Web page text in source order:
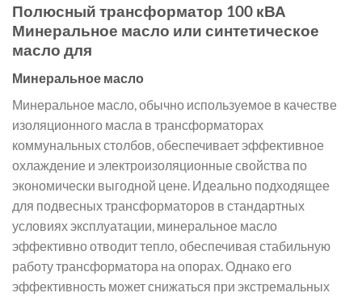
Полюсный трансформатор 100 кВА
Минеральное масло или синтетическое
масло для
Минеральное масло
Минеральное масло, обычно используемое в качестве
изоляционного масла в трансформаторах
коммунальных столбов, обеспечивает эффективное
охлаждение и электроизоляционные свойства по
экономически выгодной цене. Идеально подходящее
для подвесных трансформаторов в стандартных
условиях эксплуатации, минеральное масло
эффективно отводит тепло, обеспечивая стабильную
работу трансформатора на опорах. Однако его
эффективность может снижаться при экстремальных